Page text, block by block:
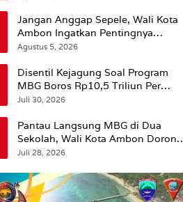
Jangan Anggap Sepele, Wali Kota
Ambon Ingatkan Pentingnya
Perencanaan Kesehatan
Agustus 5, 2026
Disentil Kejagung Soal Program
MBG Boros Rp10,5 Triliun Per
Tahun, Kepala BGN Sudaryono Beri
Juli 30, 2026
Pantau Langsung MBG di Dua
Sekolah, Wali Kota Ambon Dorong
Pemerataan Hingga Wilayah
Juli 28, 2026